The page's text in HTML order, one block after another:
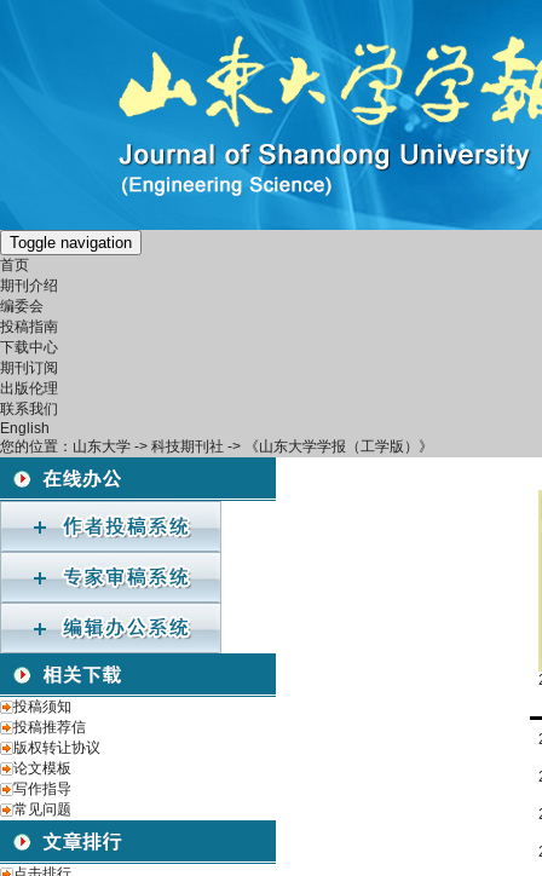
Toggle navigation
首页
期刊介绍
编委会
投稿指南
下载中心
期刊订阅
出版伦理
联系我们
English
您的位置： 山东大学 -> 科技期刊社 -> 《山东大学学报（工学版）》
投稿须知
投稿推荐信
版权转让协议
论文模板
写作指导
常见问题